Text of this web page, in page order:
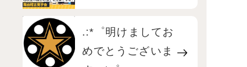
.:*゜明けましてお
めでとうございま